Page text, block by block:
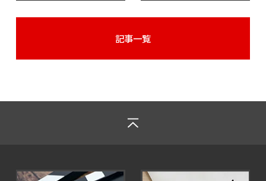
記事一覧